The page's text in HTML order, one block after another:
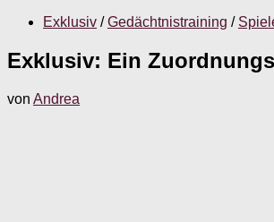
Exklusiv / Gedächtnistraining /
Exklusiv: Ein
von Andrea